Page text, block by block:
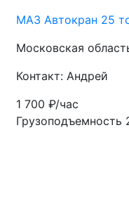
МАЗ Автокран 25
Московская
Контакт: Андрей
1 700 ₽/час
Грузоподъемность